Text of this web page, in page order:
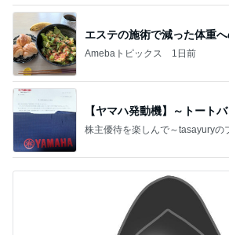
エステの施術で減った体重
Amebaトピックス 1日前
【ヤマハ発動機】～トート
株主優待を楽しんで～tasayuryの